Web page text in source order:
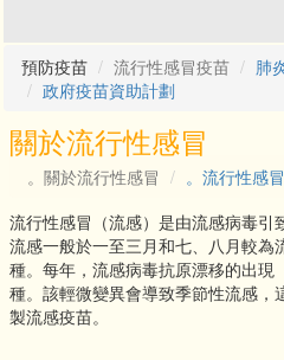
預防疫苗
流行性感冒疫苗
肺
政府疫苗資助計劃
關於流行性感冒
。關於流行性感冒 。流行性感
流行性感冒（流感）是由流感病毒引
流感一般於一至三月和七、八月較為
種。每年，流感病毒抗原漂移的出現
種。該輕微變異會導致季節性流感，
製流感疫苗。